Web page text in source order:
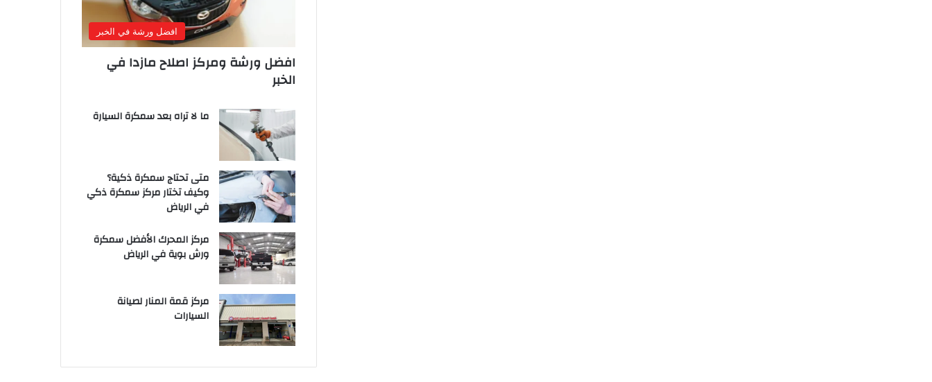
افضل ورشة في الخبر
افضل ورشة ومركز اصلاح مازدا في
الخبر
ما لا تراه بعد سمكرة السيارة
متى تحتاج سمكرة ذكية؟
وكيف تختار مركز سمكرة ذكي
في الرياض
مركز المحرك الأفضل سمكرة
ورش بوية في الرياض
مركز قمة المنار لصيانة
السيارات